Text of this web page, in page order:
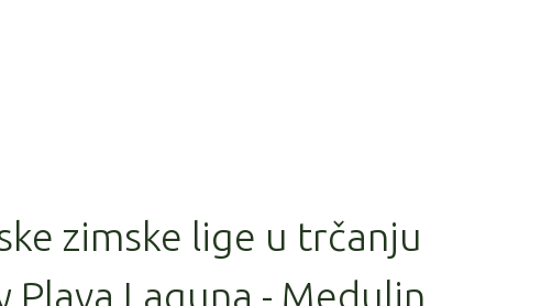
zimske lige u trčanju
Plava Laguna - Medulin,